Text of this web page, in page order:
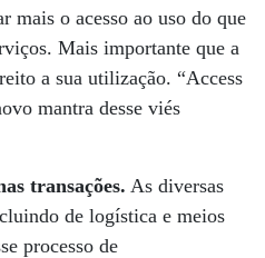
mais o acesso ao uso do que
Mais importante que a
a sua utilização. “Access
mantra desse viés
transações. As diversas
de logística e meios
processo de